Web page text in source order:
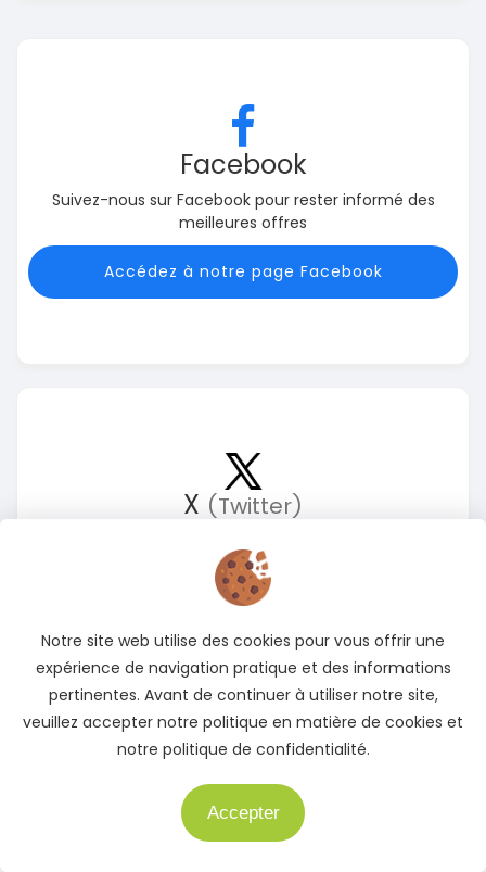
Facebook
Suivez-nous sur Facebook pour rester informé des
meilleures offres
Accédez à notre page Facebook
X (Twitter)
offres
Accédez à notre page X
Instagram
Notre site web utilise des cookies pour vous offrir une
expérience de navigation pratique et des informations
pertinentes. Avant de continuer à utiliser notre site,
veuillez accepter notre politique en matière de cookies et
notre politique de confidentialité.
Accepter